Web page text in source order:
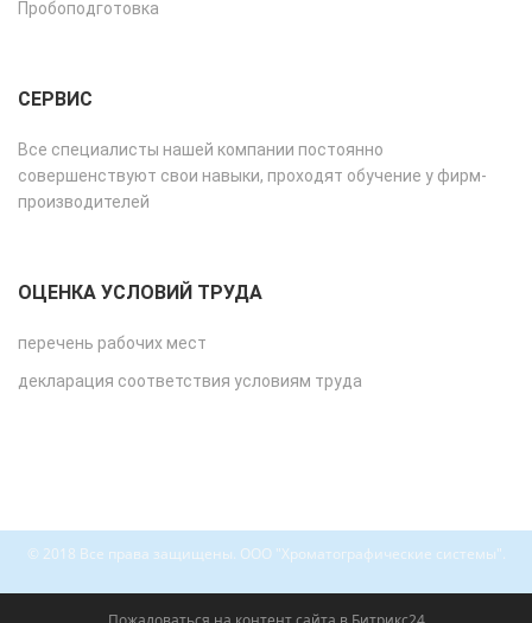
Пробоподготовка
СЕРВИС
Все специалисты нашей компании постоянно
совершенствуют свои навыки, проходят обучение у фирм-
производителей
ОЦЕНКА УСЛОВИЙ ТРУДА
перечень рабочих мест
декларация соответствия условиям труда
© 2018 Все права защищены. ООО "Хроматографические системы".